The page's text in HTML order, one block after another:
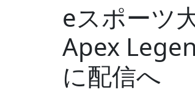
eスポーツ
Apex
に配信へ